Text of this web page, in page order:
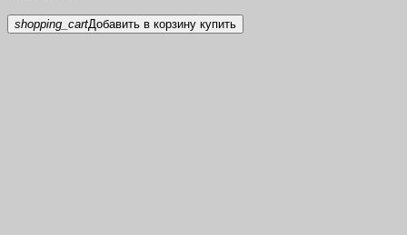
shopping_cartДобавить в корзину купить